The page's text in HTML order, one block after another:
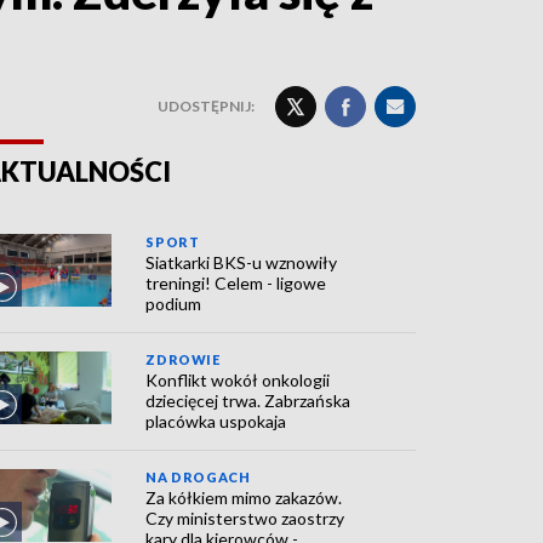
UDOSTĘPNIJ:
SPORT
Siatkarki BKS-u wznowiły
treningi! Celem - ligowe
podium
ZDROWIE
Konflikt wokół onkologii
dziecięcej trwa. Zabrzańska
placówka uspokaja
NA DROGACH
Za kółkiem mimo zakazów.
Czy ministerstwo zaostrzy
kary dla kierowców -